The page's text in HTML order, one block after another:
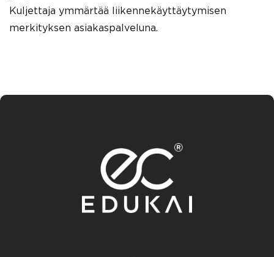
Kuljettaja ymmärtää liikennekäyttäytymisen
merkityksen asiakaspalveluna.